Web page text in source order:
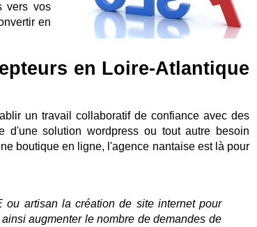
vers vos
en
en Loire-Atlantique
un travail collaboratif de confiance avec des
solution wordpress ou tout autre besoin
boutique en ligne, l'agence nantaise est là pour
ou artisan la création de site internet pour
augmenter le nombre de demandes de